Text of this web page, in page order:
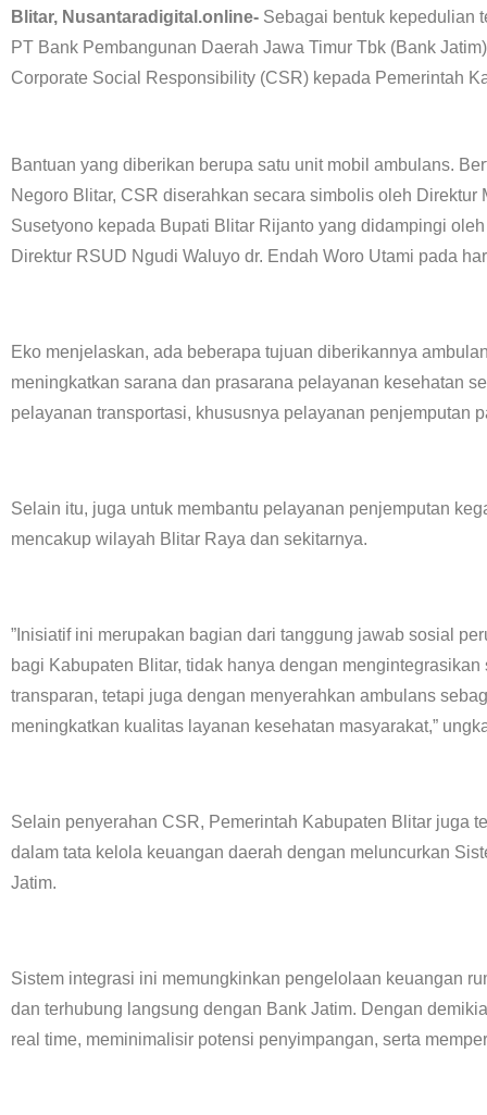
Blitar, Nusantaradigital.online- Sebagai bentuk kepedulian
PT Bank Pembangunan Daerah Jawa Timur Tbk (Bank
Corporate Social Responsibility (CSR) kepada Pemerintah
Bantuan yang diberikan berupa satu unit mobil ambulans. Bertempat di Pendopo Agung Ronggo Hadi
Negoro Blitar, CSR diserahkan secara simbolis oleh
Susetyono kepada Bupati Blitar Rijanto yang didampingi
Direktur RSUD Ngudi Waluyo dr. Endah Woro Utami pada
Eko menjelaskan, ada beberapa tujuan diberikannya
meningkatkan sarana dan prasarana pelayanan kesehatan
pelayanan transportasi, khususnya pelayanan penjemputan
Selain itu, juga untuk membantu pelayanan penjemputan
mencakup wilayah Blitar Raya dan sekitarnya.
”Inisiatif ini merupakan bagian dari tanggung jawab sosial
bagi Kabupaten Blitar, tidak hanya dengan
transparan, tetapi juga dengan menyerahkan ambulans
meningkatkan kualitas layanan kesehatan masyarakat,”
Selain penyerahan CSR, Pemerintah Kabupaten Blitar juga
dalam tata kelola keuangan daerah dengan meluncurkan
Jatim.
Sistem integrasi ini memungkinkan pengelolaan keuangan
dan terhubung langsung dengan Bank Jatim. Dengan
real time, meminimalisir potensi penyimpangan, serta